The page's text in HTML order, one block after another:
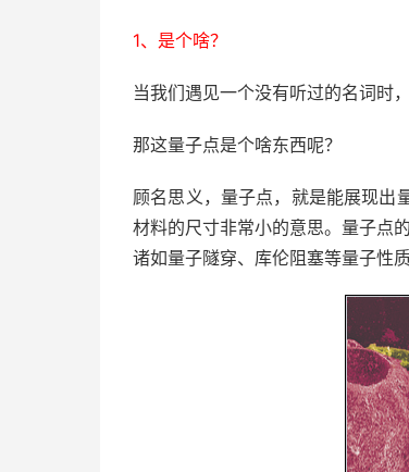
1、是个啥？
当我们遇见一个没有听过的名词时
那这量子点是个啥东西呢？
顾名思义，量子点，就是能展现出
材料的尺寸非常小的意思。量子点
诸如量子隧穿、库伦阻塞等量子性质